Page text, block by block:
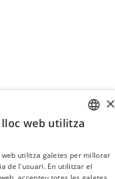
×
web utilitza
web utilitza galetes per millorar
de l'usuari. En utilitzar el